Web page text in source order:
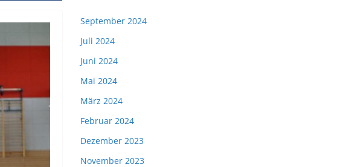
September 2024
Juli 2024
Juni 2024
Mai 2024
März 2024
Februar 2024
Dezember 2023
November 2023